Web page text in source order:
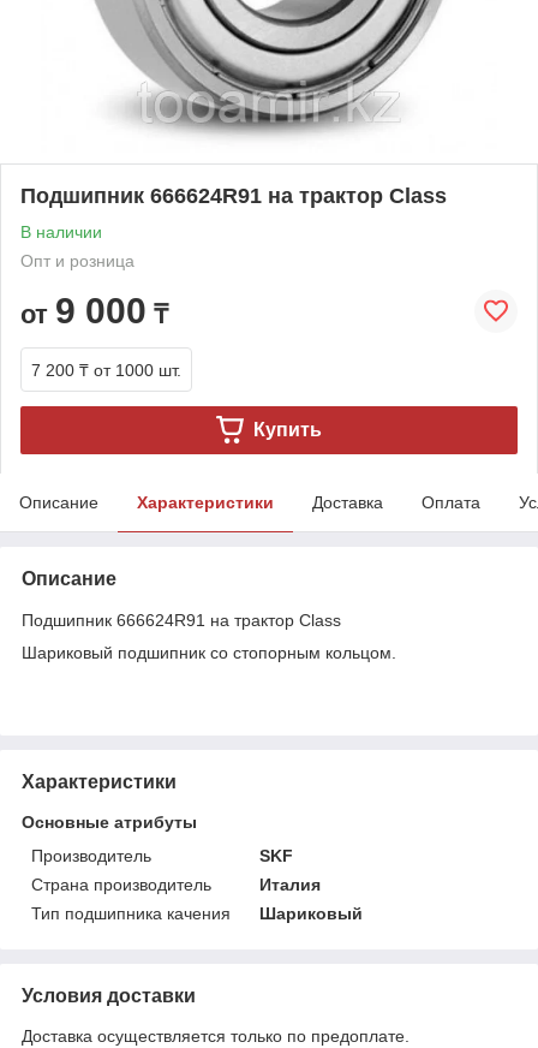
Подшипник 666624R91 на трактор Class
В наличии
Опт и розница
от 9 000 ₸
7 200 ₸ от 1000 шт.
Купить
Описание Характеристики Доставка Оплата
Описание
Подшипник 666624R91 на трактор Class
Шариковый подшипник со стопорным кольцом.
Характеристики
Основные атрибуты
Производитель
SKF
Страна производитель
Италия
Тип подшипника качения
Шариковый
Условия доставки
Доставка осуществляется только по предоплате.